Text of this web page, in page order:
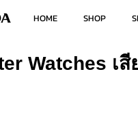
HOME SHOP
Watches เ